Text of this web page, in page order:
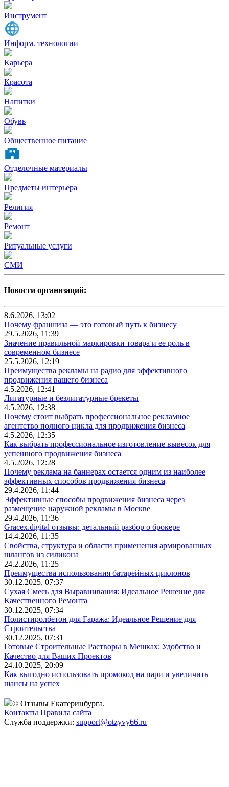
Инструмент
Информ. технологии
Карьера
Красота
Напитки
Обувь
Общественное питание
Отделочные материалы
Предметы интерьера
Религия
Ремонт
Ритуальные услуги
СМИ
Новости организаций:
8.6.2026, 13:02
Почему франшиза — это готовый путь к бизнесу
29.5.2026, 11:39
Значение правильной маркировки товара и ее роль в
современном бизнесе
25.5.2026, 12:19
Преимущества рекламы на радио для эффективного
продвижения вашего бизнеса
4.5.2026, 12:41
Лигатурные и безлигатурные брекеты
4.5.2026, 12:38
Почему стоит выбрать профессиональное рекламное
агентство полного цикла для продвижения бизнеса
4.5.2026, 12:35
Как выбрать профессиональное изготовление вывесок для
успешного продвижения бизнеса
4.5.2026, 12:28
Почему реклама на баннерах остается одним из наиболее
эффективных способов продвижения бизнеса
29.4.2026, 11:44
Эффективные способы продвижения бизнеса через
размещение наружной рекламы в Москве
29.4.2026, 11:36
Gracex.digital отзывы: детальный разбор о брокере
14.4.2026, 11:35
Свойства, структура и области применения армированных
шлангов из силикона
24.2.2026, 11:25
Преимущества использования батарейных циклонов
30.12.2025, 07:37
Сухая Смесь для Выравнивания: Идеальное Решение для
Качественного Ремонта
30.12.2025, 07:34
Полистиролбетон для Гаража: Идеальное Решение для
Строительства
30.12.2025, 07:31
Готовые Строительные Растворы в Мешках: Удобство и
Качество для Ваших Проектов
24.10.2025, 20:09
Как выгодно использовать промокод на пари и увеличить
шансы на успех
© Отзывы Екатеринбурга.
Контакты Правила сайта
Служба поддержки: support@otzyvy66.ru